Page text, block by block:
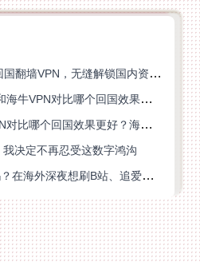
海外党必看：如何选对回国翻墙VPN，无缝解锁国内资源？
ChickCN VPN好用吗？和海牛VPN对比哪个回国效果更好？
ChickCN VPN和当归VPN对比哪个回国效果更好？海外党亲测后选了它
决定不再忍受这数字鸿沟
Quickback和巨鲸好用吗？在海外深夜想刷B站、追爱奇艺的你，或许正需要这份答案